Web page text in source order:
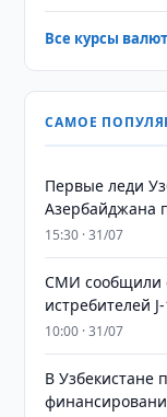
Все курсы
САМОЕ
Первые леди
Азербайджана
15:30 · 31/07
СМИ сообщили
истребителей J-
10:00 · 31/07
В Узбекистане